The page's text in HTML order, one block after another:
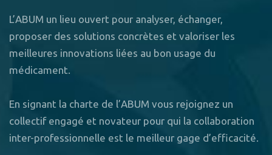
L’ABUM un lieu ouvert pour analyser, échanger,
proposer des solutions concrètes et valoriser les
meilleures innovations liées au bon usage du
médicament.
En signant la charte de l’ABUM vous rejoignez un
collectif engagé et novateur pour qui la collaboration
inter-professionnelle est le meilleur gage d’efficacité.